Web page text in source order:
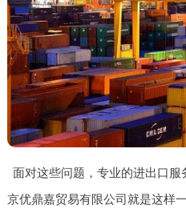
面对这些问题，专业的进出口
京优鼎嘉贸易有限公司就是这样